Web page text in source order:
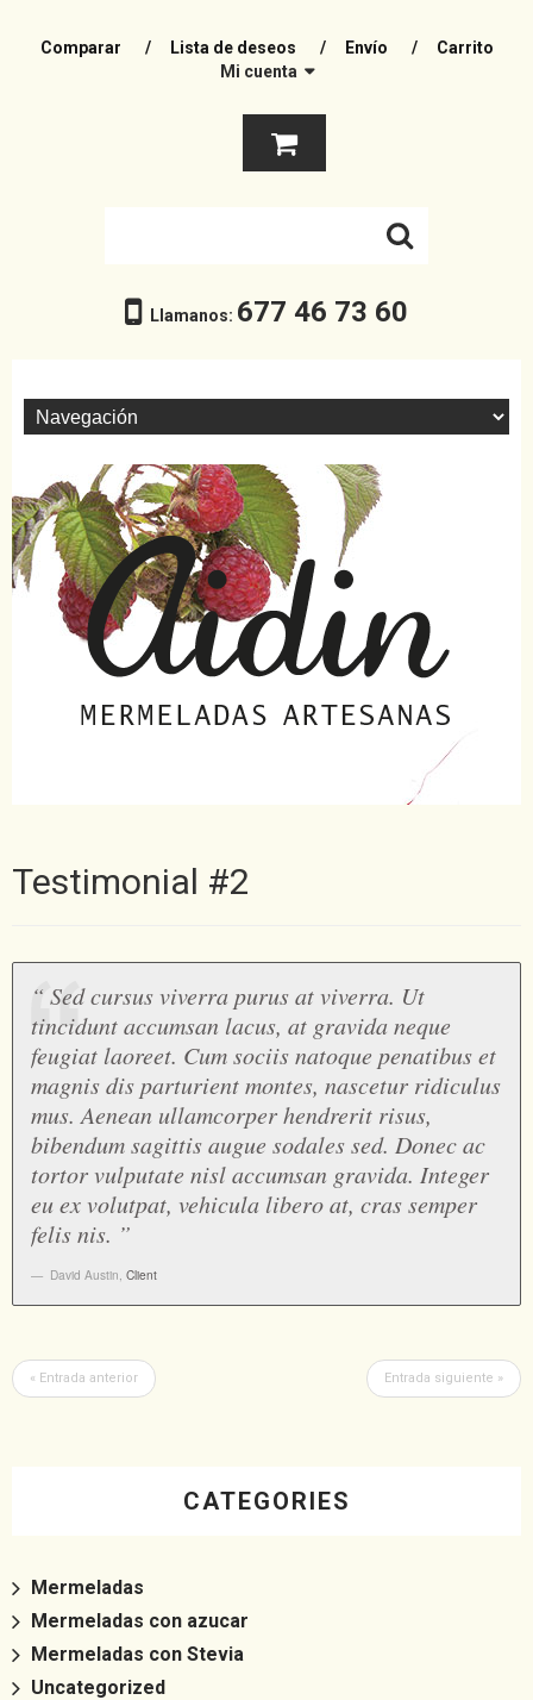
Comparar Lista de deseos Envío
Carrito
Mi cuenta
Llamanos: 677 46 73 60
Testimonial #2
“ Sed cursus viverra purus at viverra. Ut
tincidunt accumsan lacus, at gravida neque
feugiat laoreet. Cum sociis natoque penatibus et
magnis dis parturient montes, nascetur ridiculus
mus. Aenean ullamcorper hendrerit risus,
bibendum sagittis augue sodales sed. Donec ac
tortor vulputate nisl accumsan gravida. Integer
eu ex volutpat, vehicula libero at, cras semper
felis nis. ”
David Austin, Client
« Entrada anterior Entrada siguiente »
CATEGORIES
Mermeladas
Mermeladas con azucar
Mermeladas con Stevia
Uncategorized